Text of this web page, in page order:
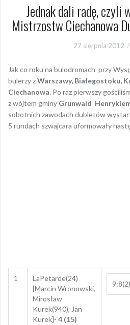
Jednak dali radę,
Mistrzostw Ciechanowa
27 sierpnia 2012
Jak co roku na bulodromach przy
bulerzy zWarszawy, Białegostoku,
Ciechanowa. Po raz pierwszy
z wójtem gminy Grunwald
sobotnich zawodach dubletów
5 rundach szwajcara uformowały
1
LaPetarde(24)
[Marcin Wronowski,
Mirosław
Kurek(940), Jan
Kurek]- 4 (15)
9:8(2)